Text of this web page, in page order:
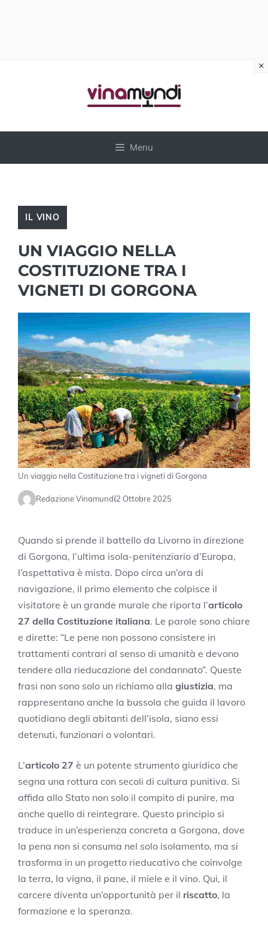
Menu
IL VINO
UN VIAGGIO NELLA
COSTITUZIONE TRA I
VIGNETI DI GORGONA
Un viaggio nella Costituzione tra i vigneti di Gorgona
Redazione Vinamundi2 Ottobre 2025
Quando si prende il battello da Livorno in direzione
di Gorgona, l’ultima isola-penitenziario d’Europa,
l’aspettativa è mista. Dopo circa un’ora di
navigazione, il primo elemento che colpisce il
visitatore è un grande murale che riporta l’articolo
27 della Costituzione italiana. Le parole sono chiare
e dirette: “Le pene non possono consistere in
trattamenti contrari al senso di umanità e devono
tendere alla rieducazione del condannato”. Queste
frasi non sono solo un richiamo alla giustizia, ma
rappresentano anche la bussola che guida il lavoro
quotidiano degli abitanti dell’isola, siano essi
detenuti, funzionari o volontari.
L’articolo 27 è un potente strumento giuridico che
segna una rottura con secoli di cultura punitiva. Si
affida allo Stato non solo il compito di punire, ma
anche quello di reintegrare. Questo principio si
traduce in un’esperienza concreta a Gorgona, dove
la pena non si consuma nel solo isolamento, ma si
trasforma in un progetto rieducativo che coinvolge
la terra, la vigna, il pane, il miele e il vino. Qui, il
carcere diventa un’opportunità per il riscatto, la
formazione e la speranza.
×